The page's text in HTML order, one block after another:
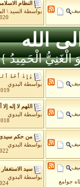
النظام
بواسطة
السيد \
الله
الْغَنِيُّ
وَإِذْ أَخَذَ
بواسطة
البدوي
اللهم لا إله
بواسطة
البدوي
من حكم
بواسطة
البدوي
جوامع
سيد الاستغفار
بواسطة
البدوي